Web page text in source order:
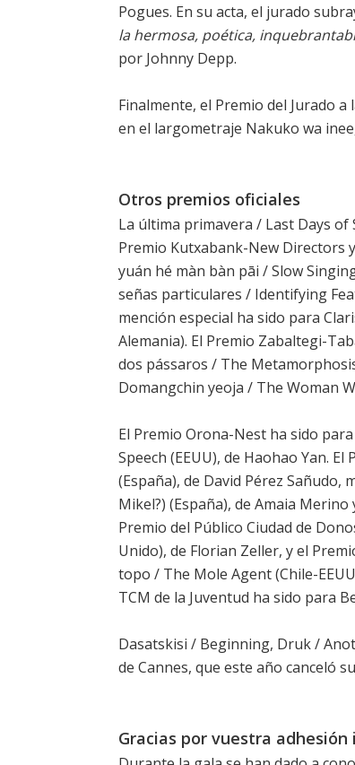
Pogues. En su acta, el jurado
la hermosa, poética,
por Johnny Depp.
Finalmente, el Premio del Jurado
en el largometraje Nakuko wa
Otros premios oficiales
La última primavera / Last Days of
Premio Kutxabank-New Directors
yuán hé màn bàn pāi / Slow
señas particulares / Identifying
mención especial ha sido para
Alemania). El Premio Zabaltegi-
dos pássaros / The
Domangchin yeoja / The Woman
El Premio Orona-Nest ha sido
Speech (EEUU), de Haohao Yan.
(España), de David Pérez
Mikel?) (España), de Amaia
Premio del Público Ciudad de
Unido), de Florian Zeller, y el
topo / The Mole Agent (Chile-
TCM de la Juventud ha sido para
Dasatskisi / Beginning, Druk /
de Cannes, que este año canceló
Gracias por vuestra adhesión